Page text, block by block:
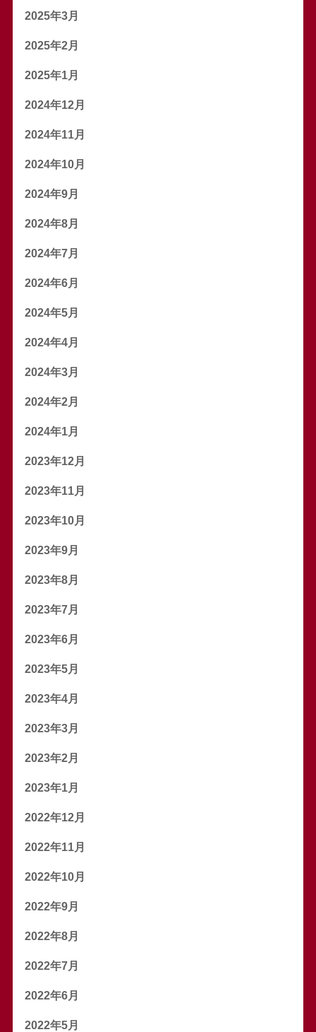
2025年3月
2025年2月
2025年1月
2024年12月
2024年11月
2024年10月
2024年9月
2024年8月
2024年7月
2024年6月
2024年5月
2024年4月
2024年3月
2024年2月
2024年1月
2023年12月
2023年11月
2023年10月
2023年9月
2023年8月
2023年7月
2023年6月
2023年5月
2023年4月
2023年3月
2023年2月
2023年1月
2022年12月
2022年11月
2022年10月
2022年9月
2022年8月
2022年7月
2022年6月
2022年5月